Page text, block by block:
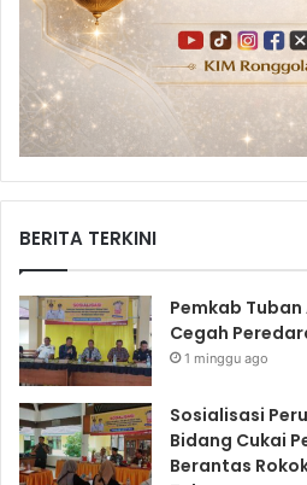
BERITA TERKINI
Pemkab
Cegah
1 minggu ago
Sosialisasi
Bidang Cukai
Berantas